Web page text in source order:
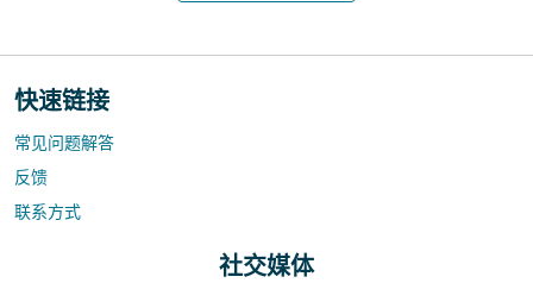
快速链接
常见问题解答
反馈
联系方式
社交媒体